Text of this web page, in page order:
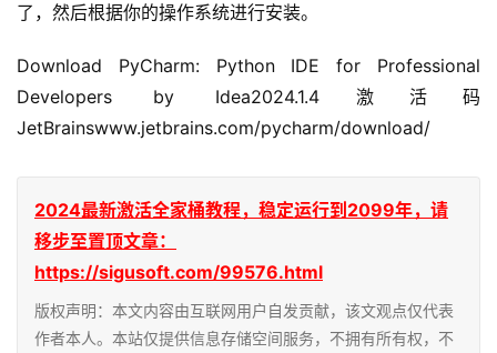
了，然后根据你的操作系统进行安装。
Download PyCharm: Python IDE for Professional
Developers by Idea2024.1.4激活码
JetBrainswww.jetbrains.com/pycharm/download/
2024最新激活全家桶教程，稳定运行到2099年，请
移步至置顶文章：
https://sigusoft.com/99576.html
版权声明：本文内容由互联网用户自发贡献，该文观点仅代表
作者本人。本站仅提供信息存储空间服务，不拥有所有权，不